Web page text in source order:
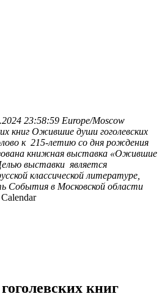
23:58:59 Europe/Moscow
книг Ожившие души гоголевских
к 215-летию со дня рождения
книжная выставка «Ожившие
выставки является
классической литературе,
События в Московской области
книг